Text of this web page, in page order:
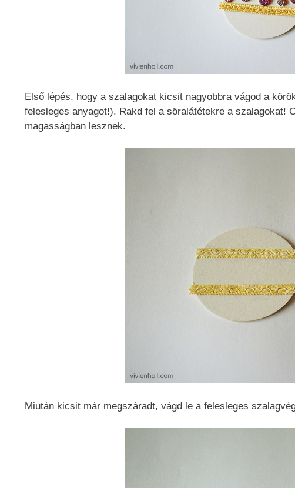
Első lépés, hogy a szalagokat kicsit nagyobbra vágod a
felesleges anyagot!). Rakd fel a söralátétekre a szalagokat!
magasságban lesznek.
Miután kicsit már megszáradt, vágd le a felesleges